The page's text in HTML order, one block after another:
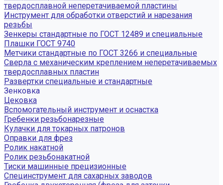
твердосплавной неперетачиваемой пластины
Инструмент для обработки отверстий и нарезания
резьбы
Зенкеры стандартные по ГОСТ 12489 и специальные
Плашки ГОСТ 9740
Метчики стандартные по ГОСТ 3266 и специальные
Сверла с механическим креплением неперетачиваемых
твердосплавных пластин
Развертки специальные и стандартные
Зенковка
Цековка
Вспомогательный инструмент и оснастка
Гребенки резьбонарезные
Кулачки для токарных патронов
Оправки для фрез
Ролик накатной
Ролик резьбонакатной
Тиски машинные прецизионные
Специнструмент для сахарных заводов